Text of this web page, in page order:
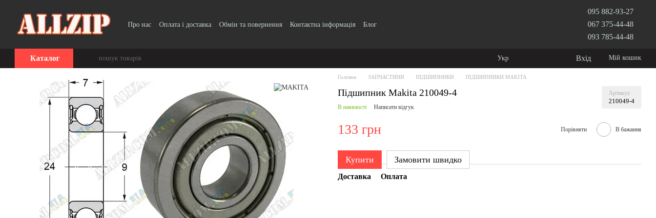
Про нас Оплата і доставка Обмін та повернення Контактна інформація Блог
095 882-93-27
067 375-44-48
093 785-44-48
Каталог Укр Вхід Мій кошик
Головна ЗАПЧАСТИНИ ПІДШИПНИКИ ПІДШИПНИКИ MAKITA
Підшипник Makita 210049-4 Артикул
210049-4
В наявності Написати відгук
133 грн Порівняти В бажання
Купити Замовити швидко
Доставка Оплата